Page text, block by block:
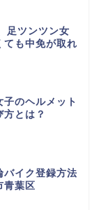
足ツンツン女
ても中免が取れ
子のヘルメット
とは？
イク登録方法
青葉区